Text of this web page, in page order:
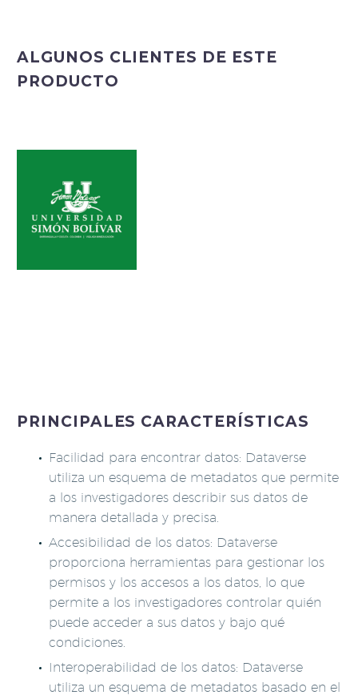
ALGUNOS CLIENTES DE ESTE
PRODUCTO
PRINCIPALES CARACTERÍSTICAS
Facilidad para encontrar datos: Dataverse
utiliza un esquema de metadatos que permite
a los investigadores describir sus datos de
manera detallada y precisa.
Accesibilidad de los datos: Dataverse
proporciona herramientas para gestionar los
permisos y los accesos a los datos, lo que
permite a los investigadores controlar quién
puede acceder a sus datos y bajo qué
condiciones.
Interoperabilidad de los datos: Dataverse
utiliza un esquema de metadatos basado en el